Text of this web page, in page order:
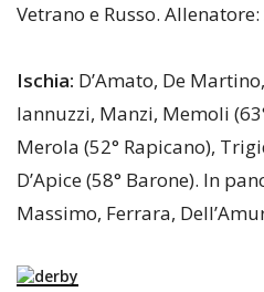
Vetrano e Russo. Allenatore:
Ischia: D’Amato, De
Iannuzzi, Manzi, Memoli
Merola (52° Rapicano),
D’Apice (58° Barone). In
Massimo, Ferrara,